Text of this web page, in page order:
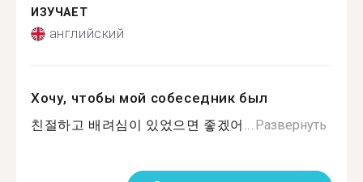
ИЗУЧАЕТ
английский
Хочу, чтобы мой собеседник был
친절하고 배려심이 있었으면 좋겠어...Развернуть